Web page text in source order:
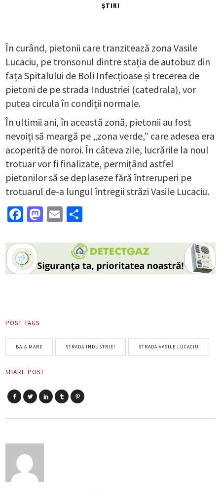
ȘTIRI
În curând, pietonii care tranzitează zona Vasile
Lucaciu, pe tronsonul dintre stația de autobuz din
fața Spitalului de Boli Infecțioase și trecerea de
pietoni de pe strada Industriei (catedrala), vor
putea circula în condiții normale.
În ultimii ani, în această zonă, pietonii au fost
nevoiți să meargă pe „zona verde,” care adesea era
acoperită de noroi. În câteva zile, lucrările la noul
trotuar vor fi finalizate, permițând astfel
pietonilor să se deplaseze fără întreruperi pe
trotuarul de-a lungul întregii străzi Vasile Lucaciu.
Facebook
Mastodon
Email
POST TAGS
BAIA MARE STRADA INDUSTRIEI STRADA VASILE LUCACIU
SHARE POST